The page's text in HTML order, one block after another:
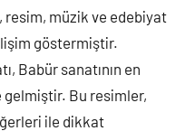
resim, müzik ve edebiyat
göstermiştir.
Babür sanatının en
gelmiştir. Bu resimler,
ile dikkat